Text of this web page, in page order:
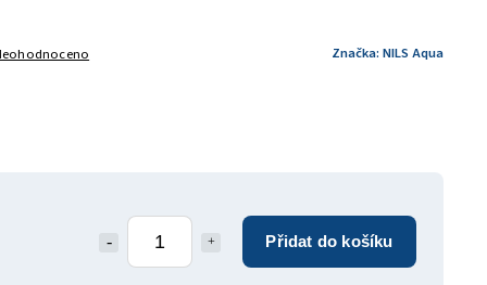
Přidat do košíku
Značka: NILS Aqua